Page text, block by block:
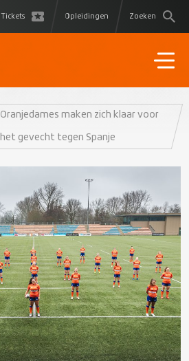
Tickets Opleidingen Zoeken
Oranjedames maken zich klaar voor
het gevecht tegen Spanje